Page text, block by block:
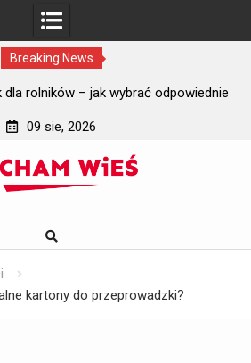
Breaking News
dla rolników – jak wybrać odpowiednie
09 sie, 2026
kartony do przeprowadzki?